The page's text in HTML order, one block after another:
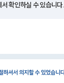
확인하실 수 있습니다.